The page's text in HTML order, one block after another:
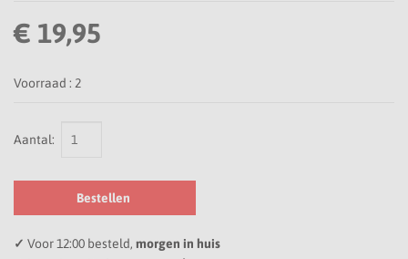
€ 19,95
Voorraad : 2
Aantal:
Bestellen
✓ Voor 12:00 besteld, morgen in huis